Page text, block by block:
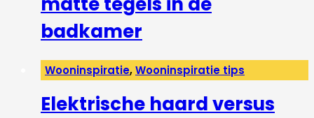
badkamer
Wooninspiratie,Wooninspiratie tips
Elektrische haard versus